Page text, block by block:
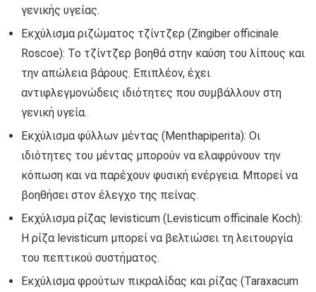
γενικής υγείας.
Εκχύλισμα ριζώματος τζίντζερ (Zingiber officinale
Roscoe): Το τζίντζερ βοηθά στην καύση του λίπους και
την απώλεια βάρους. Επιπλέον, έχει
αντιφλεγμονώδεις ιδιότητες που συμβάλλουν στη
γενική υγεία.
Εκχύλισμα φύλλων μέντας (Menthapiperita): Οι
ιδιότητες του μέντας μπορούν να ελαφρύνουν την
κόπωση και να παρέχουν φυσική ενέργεια. Μπορεί να
βοηθήσει στον έλεγχο της πείνας.
Εκχύλισμα ρίζας levisticum (Levisticum officinale Koch):
Η ρίζα levisticum μπορεί να βελτιώσει τη λειτουργία
του πεπτικού συστήματος.
Εκχύλισμα φρούτων πικραλίδας και ρίζας (Taraxacum